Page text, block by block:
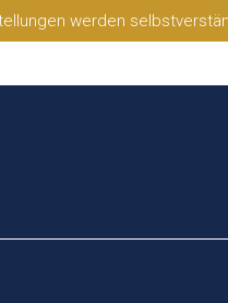
werden